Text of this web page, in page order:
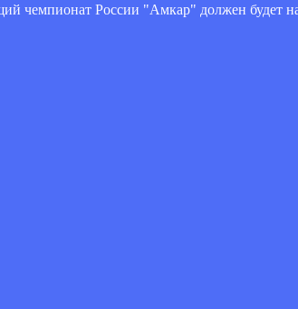
чемпионат России "Амкар" должен будет